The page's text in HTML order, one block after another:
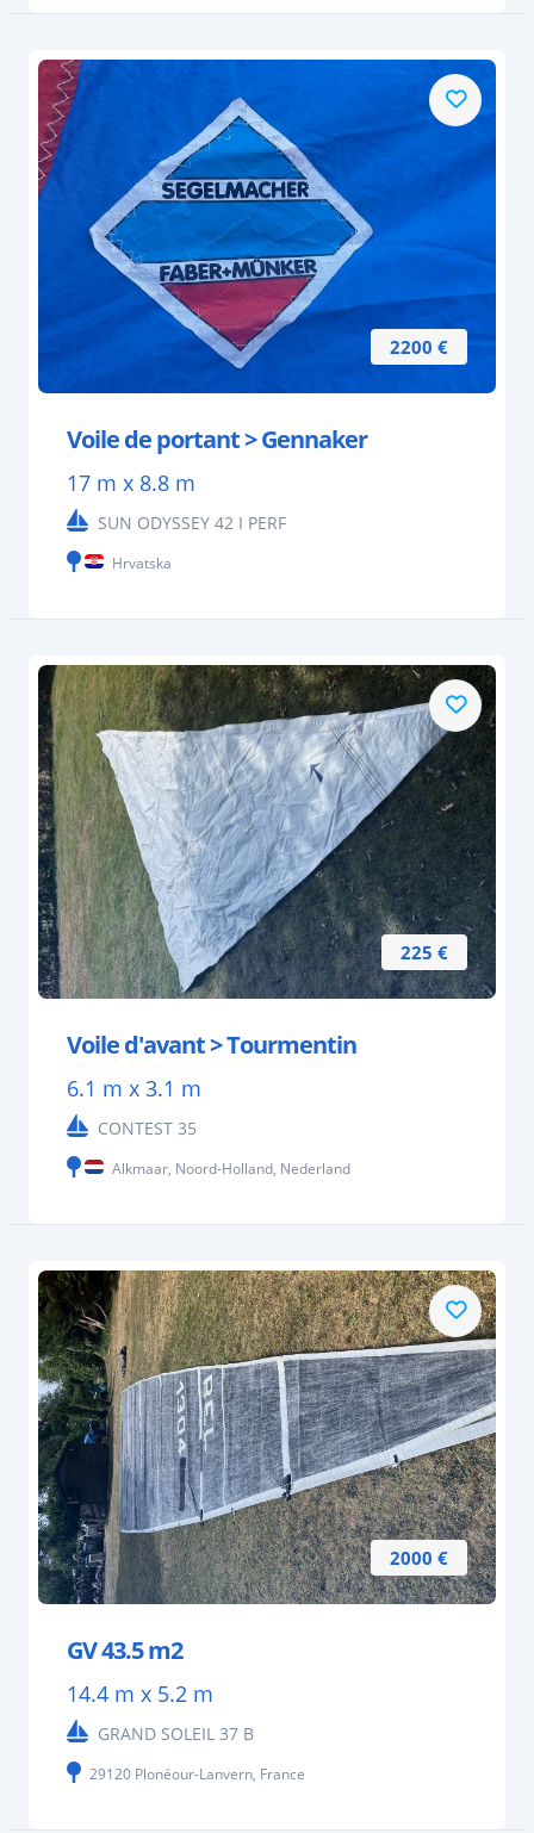
2200 €
Voile de portant > Gennaker
17 m x 8.8 m
SUN ODYSSEY 42 I PERF
Hrvatska
225 €
Voile d'avant > Tourmentin
6.1 m x 3.1 m
CONTEST 35
Alkmaar, Noord-Holland, Nederland
2000 €
GV 43.5 m2
14.4 m x 5.2 m
GRAND SOLEIL 37 B
29120 Plonéour-Lanvern, France